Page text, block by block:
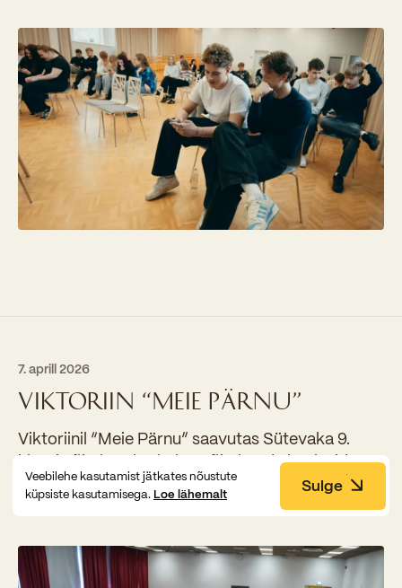
7. aprill 2026
VIKTORIIN “MEIE PÄRNU”
Viktoriinil “Meie Pärnu” saavutas Sütevaka 9.
klassi võistkond 3. koha. Võistkonda kuulusid
Lenna Valdmaa, Hugo Rehe, Patrick Siigla, Elis
Paugus ja Tristian Mäeväli. Juhendaja Siim Ruul.
Veebilehe kasutamist jätkates nõustute
küpsiste kasutamisega. Loe lähemalt Sulge